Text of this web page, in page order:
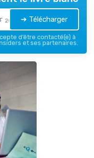
2026 ➔ Télécharger
d’être contacté(e) à
et ses partenaires.